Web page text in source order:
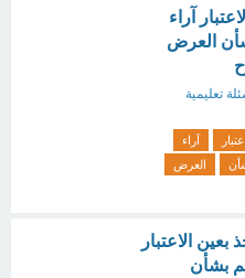
آراء
العرض
تعليمية
آراء
العرض
بعين الاعتبار
بشأن